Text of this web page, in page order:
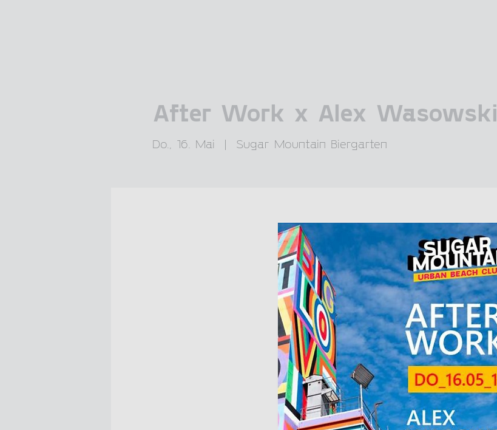
After Work x Alex Wasowski
Do., 16. Mai
  |
Sugar Mountain Biergarten